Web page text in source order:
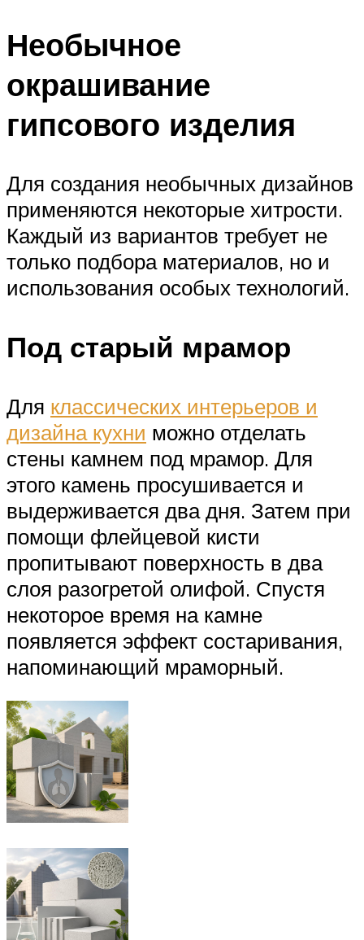
Необычное
окрашивание
гипсового изделия
Для создания необычных дизайнов
применяются некоторые хитрости.
Каждый из вариантов требует не
только подбора материалов, но и
использования особых технологий.
Под старый мрамор
Для классических интерьеров и
дизайна кухни можно отделать
стены камнем под мрамор. Для
этого камень просушивается и
выдерживается два дня. Затем при
помощи флейцевой кисти
пропитывают поверхность в два
слоя разогретой олифой. Спустя
некоторое время на камне
появляется эффект состаривания,
напоминающий мраморный.